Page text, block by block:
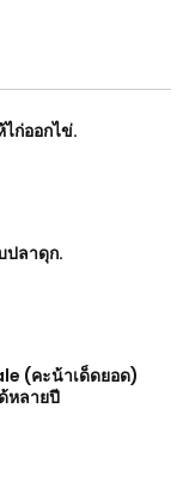
ไก่ออกไข่.
ปลาดุก.
(คะน้าเด็ดยอด)
หลายปี